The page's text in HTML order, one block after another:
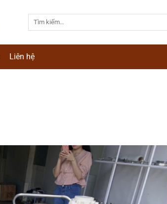
Liên hệ